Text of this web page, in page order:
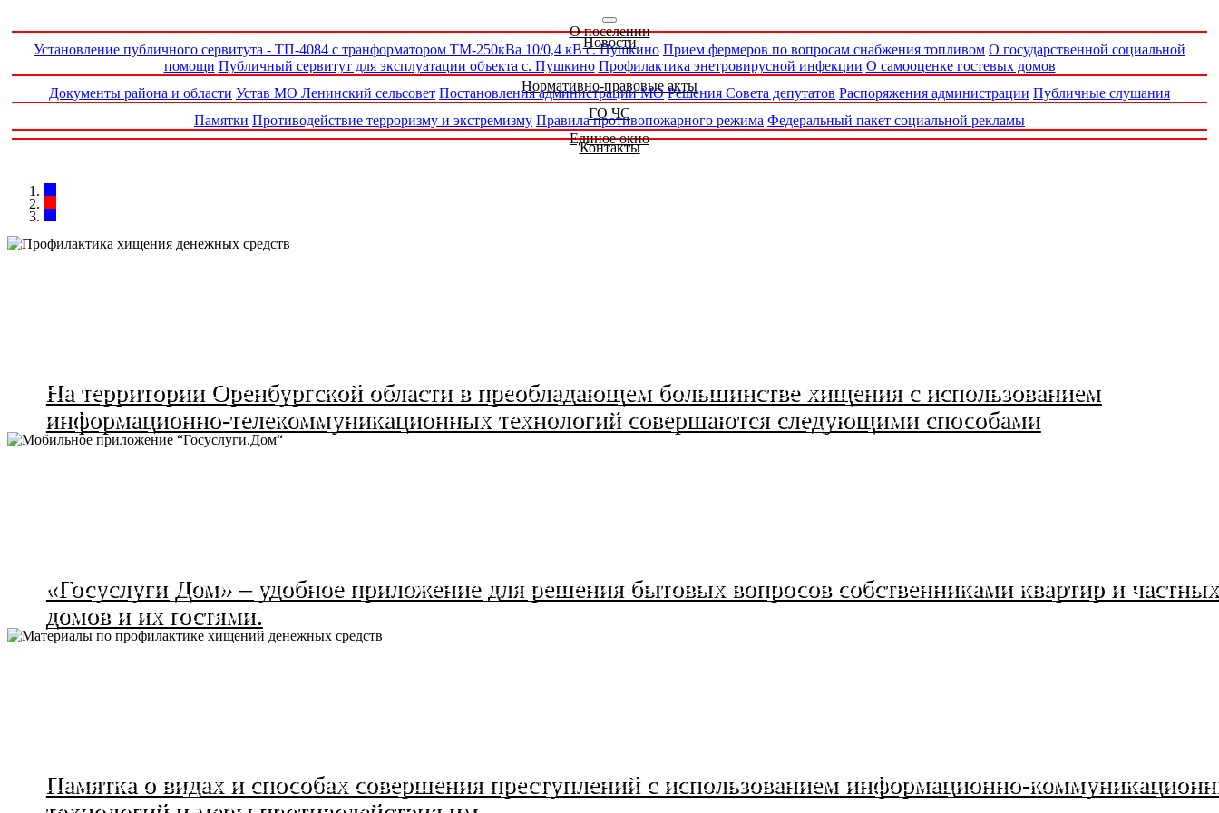
О поселении
Новости
Установление публичного сервитута - ТП-4084 с транформатором ТМ-250кВа 10/0,4 кВ с. Пушкино Прием фермеров по вопросам снабжения топливом О государственной социальной
помощи Публичный сервитут для эксплуатации объекта с. Пушкино Профилактика энетровирусной инфекции О самооценке гостевых домов
Нормативно-правовые акты
Документы района и области Устав МО Ленинский сельсовет Постановления администрации МО Решения Совета депутатов Распоряжения администрации Публичные слушания
ГО ЧС
Памятки Противодействие терроризму и экстремизму Правила противопожарного режима Федеральный пакет социальной рекламы
Единое окно
Контакты
На территории Оренбургской области в преобладающем большинстве хищения с использованием
информационно-телекоммуникационных технологий совершаются следующими способами
«Госуслуги Дом» – удобное приложение для решения бытовых вопросов собственниками квартир и частных
домов и их гостями.
Памятка о видах и способах совершения преступлений с использованием информационно-